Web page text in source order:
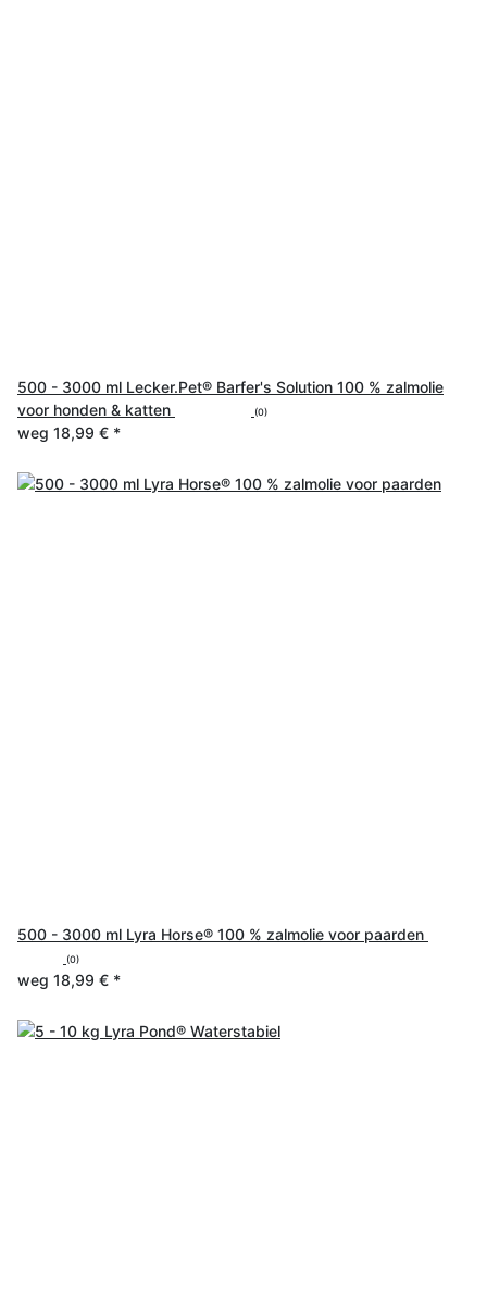
500 - 3000 ml Lecker.Pet® Barfer's Solution 100 % zalmolie
voor honden & katten
(0)
weg 18,99 € *
500 - 3000 ml Lyra Horse® 100 % zalmolie voor paarden
(0)
weg 18,99 € *